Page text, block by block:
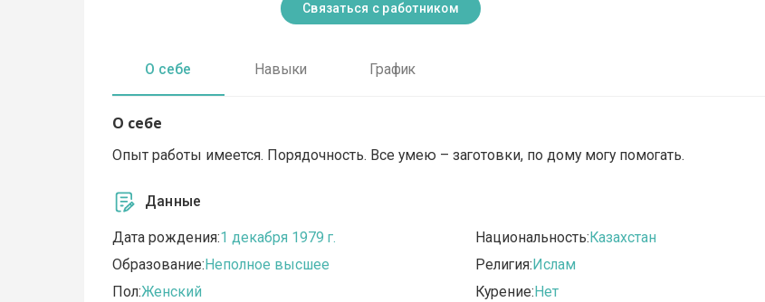
Связаться с работником
О себе Навыки График
О себе
Опыт работы имеется. Порядочность. Все умею – заготовки, по дому могу помогать.
Данные
Дата рождения:1 декабря 1979 г.
Образование:Неполное высшее
Пол:Женский
Национальность:Казахстан
Религия:Ислам
Курение:Нет